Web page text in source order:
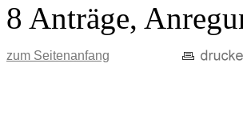
8 Anträge,
zum Seitenanfang